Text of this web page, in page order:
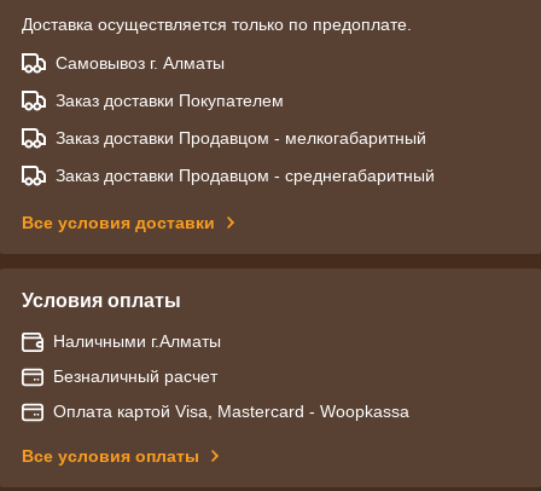
Доставка осуществляется только по предоплате.
Самовывоз г. Алматы
Заказ доставки Покупателем
Заказ доставки Продавцом - мелкогабаритный
Заказ доставки Продавцом - среднегабаритный
Все условия доставки
Условия оплаты
Наличными г.Алматы
Безналичный расчет
Оплата картой Visa, Mastercard - Woopkassa
Все условия оплаты